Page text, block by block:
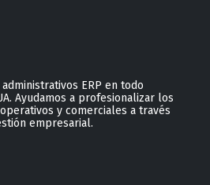
ERP en todo
Ayudamos a profesionalizar los
y comerciales a través
empresarial.